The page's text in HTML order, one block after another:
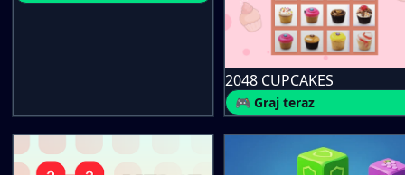
2048 CUPCAKES
🎮 Graj teraz